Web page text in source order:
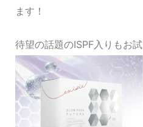
ます！
待望の話題のISPF入りもお